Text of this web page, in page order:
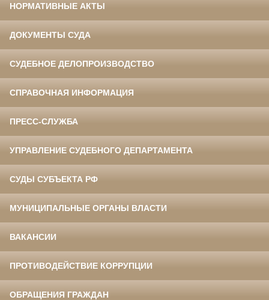
НОРМАТИВНЫЕ АКТЫ
ДОКУМЕНТЫ СУДА
СУДЕБНОЕ ДЕЛОПРОИЗВОДСТВО
СПРАВОЧНАЯ ИНФОРМАЦИЯ
ПРЕСС-СЛУЖБА
УПРАВЛЕНИЕ СУДЕБНОГО ДЕПАРТАМЕНТА
СУДЫ СУБЪЕКТА РФ
МУНИЦИПАЛЬНЫЕ ОРГАНЫ ВЛАСТИ
ВАКАНСИИ
ПРОТИВОДЕЙСТВИЕ КОРРУПЦИИ
ОБРАЩЕНИЯ ГРАЖДАН